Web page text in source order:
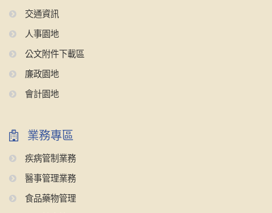
交通資訊
人事園地
公文附件下載區
廉政園地
會計園地
業務專區
疾病管制業務
醫事管理業務
食品藥物管理